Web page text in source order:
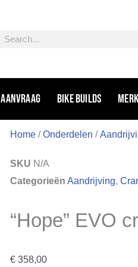
Zoeken
Aanvraag Bike Builds
Home /Onderdelen /
SKU N/A
Categorieën Aandrijving,
“Hope” EVO
€ 358,00